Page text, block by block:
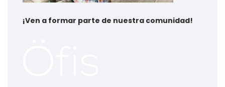
¡Ven a formar parte de nuestra comunidad!